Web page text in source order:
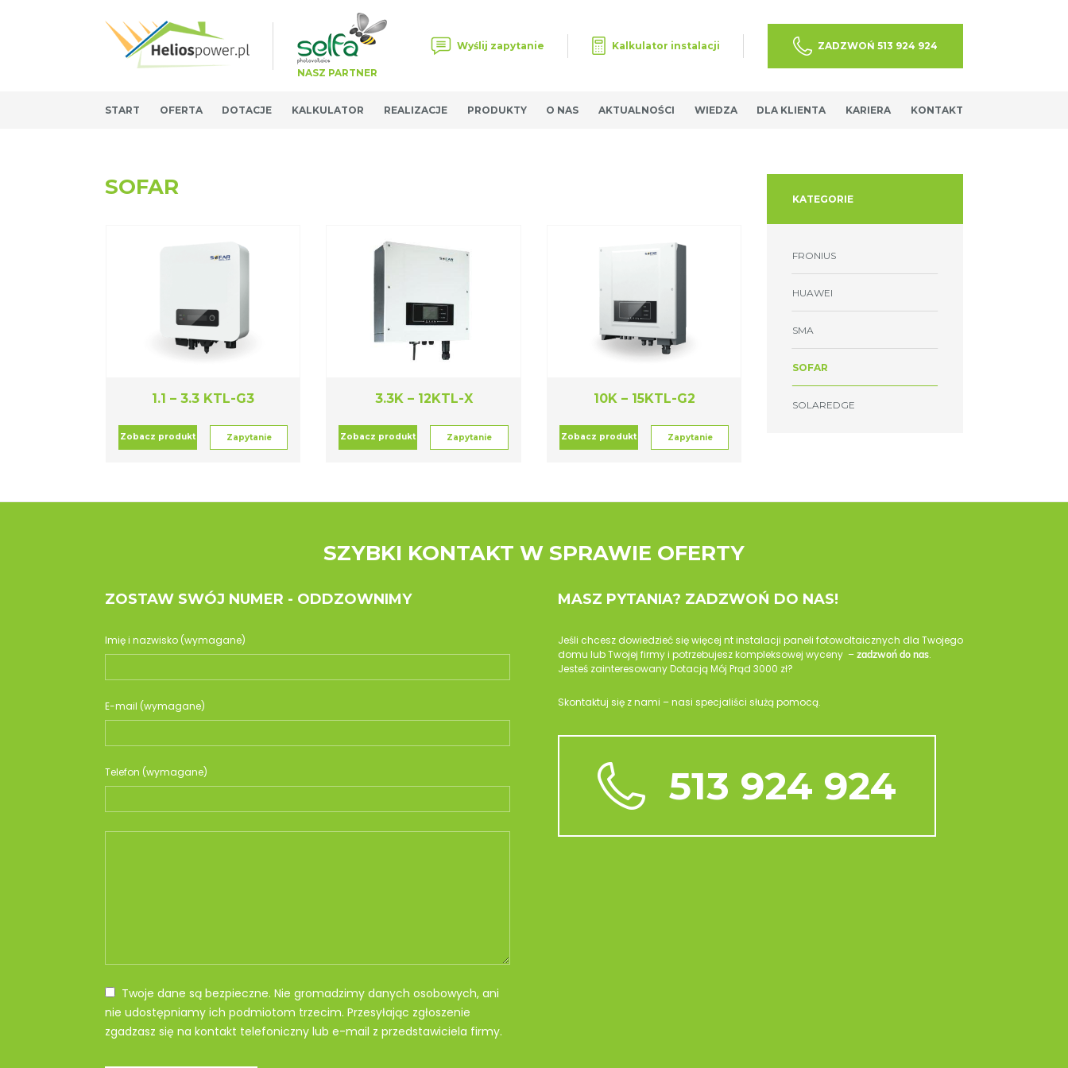
NASZ PARTNER
Wyślij zapytanie Kalkulator instalacji ZADZWOŃ 513 924 924
START OFERTA DOTACJE KALKULATOR REALIZACJE PRODUKTY O NAS AKTUALNOŚCI WIEDZA DLA KLIENTA KARIERA KONTAKT
SOFAR
1.1 – 3.3 KTL-G3
Zobacz produkt Zapytanie
3.3K – 12KTL-X
Zobacz produkt Zapytanie
10K – 15KTL-G2
Zobacz produkt Zapytanie
KATEGORIE
FRONIUS
HUAWEI
SMA
SOFAR
SOLAREDGE
SZYBKI KONTAKT W SPRAWIE OFERTY
ZOSTAW SWÓJ NUMER - ODDZOWNIMY
Imię i nazwisko (wymagane)
E-mail (wymagane)
Telefon (wymagane)
Twoje dane są bezpieczne. Nie gromadzimy danych osobowych, ani
nie udostępniamy ich podmiotom trzecim. Przesyłając zgłoszenie
zgadzasz się na kontakt telefoniczny lub e-mail z przedstawiciela firmy.
MASZ PYTANIA? ZADZWOŃ DO NAS!
Jeśli chcesz dowiedzieć się więcej nt instalacji paneli fotowoltaicznych dla Twojego
domu lub Twojej firmy i potrzebujesz kompleksowej wyceny – zadzwoń do nas.
Jesteś zainteresowany Dotacją Mój Prąd 3000 zł?
Skontaktuj się z nami – nasi specjaliści służą pomocą.
513 924 924